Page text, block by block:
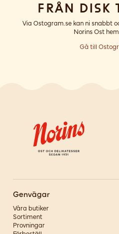
Från
Via Ostogram.se kan ni snabbt
Norins Ost
Gå till
Genvägar
Våra butiker
Sortiment
Provningar